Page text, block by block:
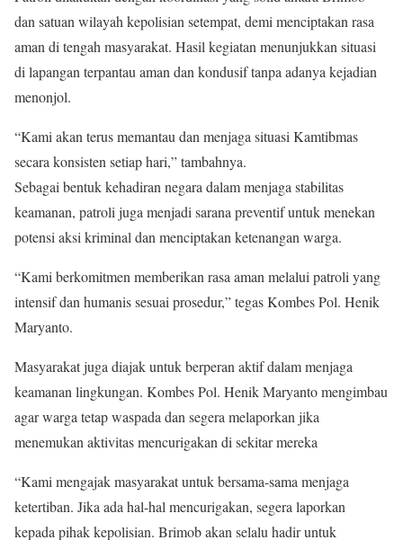
dan satuan wilayah kepolisian setempat, demi menciptakan rasa
aman di tengah masyarakat. Hasil kegiatan menunjukkan situasi
di lapangan terpantau aman dan kondusif tanpa adanya kejadian
menonjol.
“Kami akan terus memantau dan menjaga situasi Kamtibmas
secara konsisten setiap hari,” tambahnya.
Sebagai bentuk kehadiran negara dalam menjaga stabilitas
keamanan, patroli juga menjadi sarana preventif untuk menekan
potensi aksi kriminal dan menciptakan ketenangan warga.
“Kami berkomitmen memberikan rasa aman melalui patroli yang
intensif dan humanis sesuai prosedur,” tegas Kombes Pol. Henik
Maryanto.
Masyarakat juga diajak untuk berperan aktif dalam menjaga
keamanan lingkungan. Kombes Pol. Henik Maryanto mengimbau
agar warga tetap waspada dan segera melaporkan jika
menemukan aktivitas mencurigakan di sekitar mereka
“Kami mengajak masyarakat untuk bersama-sama menjaga
ketertiban. Jika ada hal-hal mencurigakan, segera laporkan
kepada pihak kepolisian. Brimob akan selalu hadir untuk